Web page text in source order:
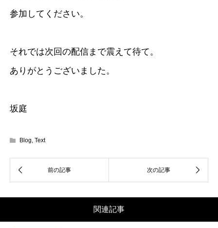
参加してください。
それでは次回の配信まで震えて待て。
ありがとうございました。
坂庭
Blog, Text
関連記事